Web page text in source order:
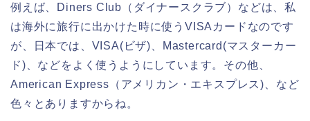
例えば、Diners Club（ダイナースクラブ）などは、私
は海外に旅行に出かけた時に使うVISAカードなのです
が、日本では、VISA(ビザ)、Mastercard(マスターカー
ド)、などをよく使うようにしています。その他、
American Express（アメリカン・エキスプレス)、など
色々とありますからね。